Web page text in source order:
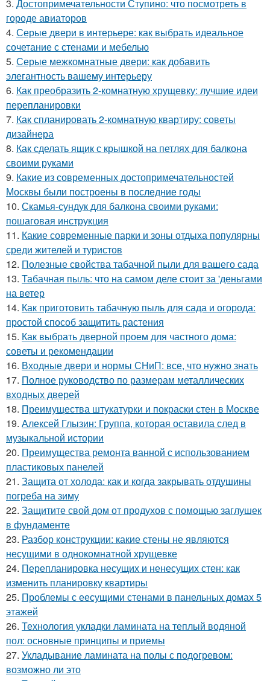
3. Достопримечательности Ступино: что посмотреть в
городе авиаторов
4. Серые двери в интерьере: как выбрать идеальное
сочетание с стенами и мебелью
5. Серые межкомнатные двери: как добавить
элегантность вашему интерьеру
6. Как преобразить 2-комнатную хрущевку: лучшие идеи
перепланировки
7. Как спланировать 2-комнатную квартиру: советы
дизайнера
8. Как сделать ящик с крышкой на петлях для балкона
своими руками
9. Какие из современных достопримечательностей
Москвы были построены в последние годы
10. Скамья-сундук для балкона своими руками:
пошаговая инструкция
11. Какие современные парки и зоны отдыха популярны
среди жителей и туристов
12. Полезные свойства табачной пыли для вашего сада
13. Табачная пыль: что на самом деле стоит за 'деньгами
на ветер
14. Как приготовить табачную пыль для сада и огорода:
простой способ защитить растения
15. Как выбрать дверной проем для частного дома:
советы и рекомендации
16. Входные двери и нормы СНиП: все, что нужно знать
17. Полное руководство по размерам металлических
входных дверей
18. Преимущества штукатурки и покраски стен в Москве
19. Алексей Глызин: Группа, которая оставила след в
музыкальной истории
20. Преимущества ремонта ванной с использованием
пластиковых панелей
21. Защита от холода: как и когда закрывать отдушины
погреба на зиму
22. Защитите свой дом от продухов с помощью заглушек
в фундаменте
23. Разбор конструкции: какие стены не являются
несущими в однокомнатной хрущевке
24. Перепланировка несущих и ненесущих стен: как
изменить планировку квартиры
25. Проблемы с еесущими стенами в панельных домах 5
этажей
26. Технология укладки ламината на теплый водяной
пол: основные принципы и приемы
27. Укладывание ламината на полы с подогревом:
возможно ли это